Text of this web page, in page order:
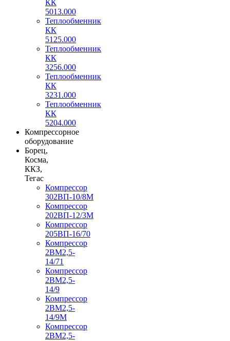
КК
5013.000
Теплообменник
КК
5125.000
Теплообменник
КК
3256.000
Теплообменник
КК
3231.000
Теплообменник
КК
5204.000
Компрессорное
оборудование
Борец,
Косма,
ККЗ,
Тегас
Компрессор
302ВП-10/8М
Компрессор
202ВП-12/3М
Компрессор
205ВП-16/70
Компрессор
2ВМ2,5-
14/71
Компрессор
2ВМ2,5-
14/9
Компрессор
2ВМ2,5-
14/9М
Компрессор
2ВМ2,5-